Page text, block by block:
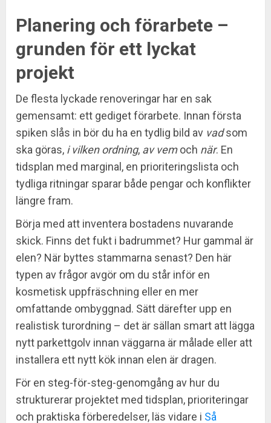
Planering och förarbete –
grunden för ett lyckat
projekt
De flesta lyckade renoveringar har en sak
gemensamt: ett gediget förarbete. Innan första
spiken slås in bör du ha en tydlig bild av vadsom
ska göras, i vilken ordning, av vemoch när. En
tidsplan med marginal, en prioriteringslista och
tydliga ritningar sparar både pengar och konflikter
längre fram.
Börja med att inventera bostadens nuvarande
skick. Finns det fukt i badrummet? Hur gammal är
elen? När byttes stammarna senast? Den här
typen av frågor avgör om du står inför en
kosmetisk uppfräschning eller en mer
omfattande ombyggnad. Sätt därefter upp en
realistisk turordning – det är sällan smart att lägga
nytt parkettgolv innan väggarna är målade eller att
installera ett nytt kök innan elen är dragen.
För en steg-för-steg-genomgång av hur du
strukturerar projektet med tidsplan, prioriteringar
och praktiska förberedelser, läs vidare i Så